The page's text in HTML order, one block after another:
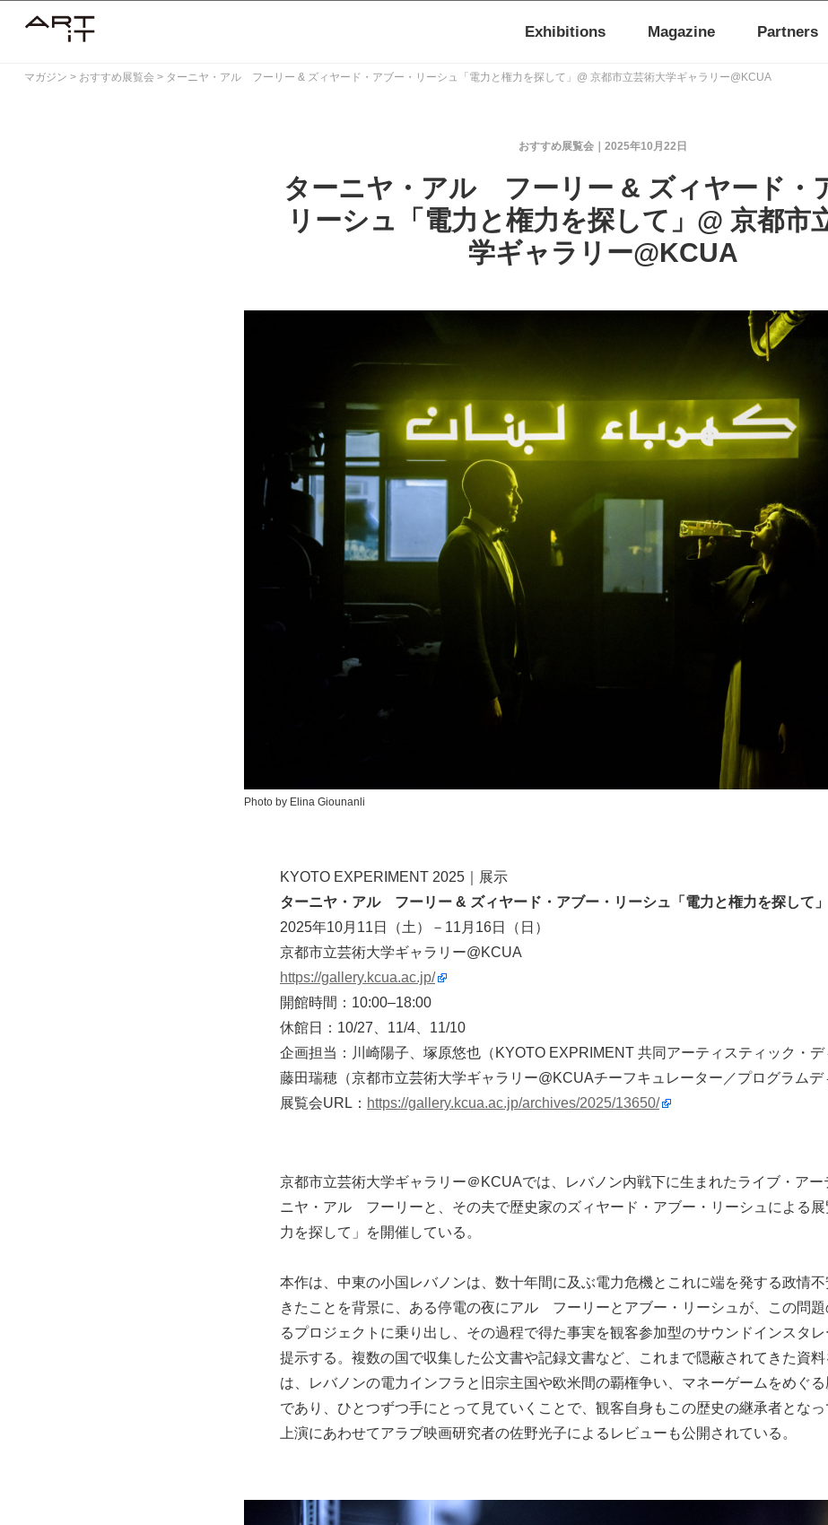
Exhibitions Magazine Partners
マガジン > おすすめ展覧会 > ターニヤ・アル゠フーリー & ズィヤード・アブー・リーシュ「電力と権力を探して」@ 京都市立芸術大学ギャラリー@KCUA
2025年10月22日
おすすめ展覧会
ターニヤ・アル゠フーリー & ズィヤード・
リーシュ「電力と権力を探して」@ 京都市
学ギャラリー@KCUA
Photo by Elina Giounanli
KYOTO EXPERIMENT 2025｜展示
ターニヤ・アル゠フーリー & ズィヤード・アブー・リーシュ「電力と権力を探して」
2025年10月11日（土）－11月16日（日）
京都市立芸術大学ギャラリー@KCUA
https://gallery.kcua.ac.jp/
開館時間：10:00–18:00
休館日：10/27、11/4、11/10
企画担当：川崎陽子、塚原悠也（KYOTO EXPRIMENT 共同アーティスティック・デ
藤田瑞穂（京都市立芸術大学ギャラリー@KCUAチーフキュレーター／プログラムデ
展覧会URL： https://gallery.kcua.ac.jp/archives/2025/13650/
京都市立芸術大学ギャラリー＠KCUAでは、レバノン内戦下に生まれたライブ・アー
ニヤ・アル゠フーリーと、その夫で歴史家のズィヤード・アブー・リーシュによる
力を探して」を開催している。
本作は、中東の小国レバノンは、数十年間に及ぶ電力危機とこれに端を発する政情
きたことを背景に、ある停電の夜にアル゠フーリーとアブー・リーシュが、この問
るプロジェクトに乗り出し、その過程で得た事実を観客参加型のサウンドインスタ
提示する。複数の国で収集した公文書や記録文書など、これまで隠蔽されてきた資
は、レバノンの電力インフラと旧宗主国や欧米間の覇権争い、マネーゲームをめぐ
であり、ひとつずつ手にとって見ていくことで、観客自身もこの歴史の継承者となっ
上演にあわせてアラブ映画研究者の佐野光子によるレビューも公開されている。